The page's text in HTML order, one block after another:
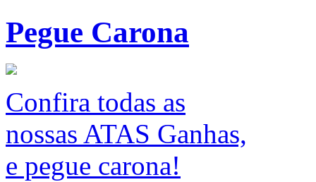
Pegue Carona
Confira todas as
nossas ATAS Ganhas,
e pegue carona!